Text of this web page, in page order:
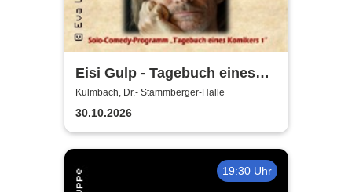
Eisi Gulp - Tagebuch eines
Komikers 1
Kulmbach, Dr.- Stammberger-Halle
30.10.2026
19:30 Uhr